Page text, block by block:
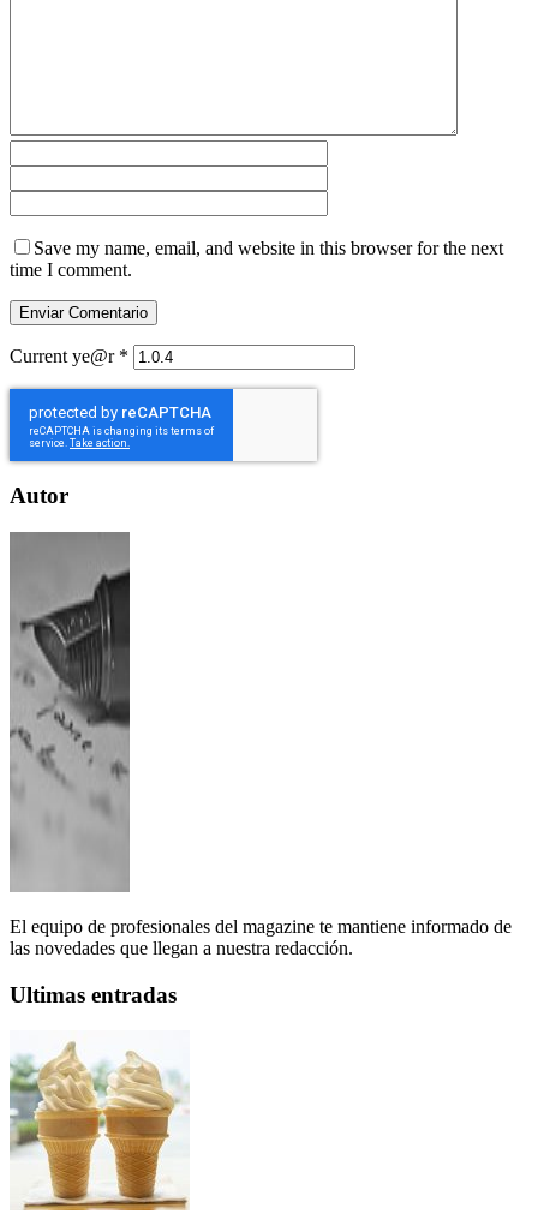
Save my name, email, and website in this browser for the next
time I comment.
Current ye@r *
Autor
El equipo de profesionales del magazine te mantiene informado de
las novedades que llegan a nuestra redacción.
Ultimas entradas